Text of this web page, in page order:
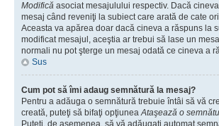
Modifică asociat mesajulului respectiv. Dacă
mesaj când reveniţi la subiect care arată de cate
Aceasta va apărea doar dacă cineva a răspuns la
modificat mesajul, aceştia ar trebui să lase un
normali nu pot şterge un mesaj odată ce cineva a
Sus
Cum pot să îmi adaug semnătură la mesaj?
Pentru a adăuga o semnătură trebuie întâi să vă
creată, puteţi să bifaţi opţiuneaAtaşează o
Puteţi, de asemenea, să vă adăugaţi automat